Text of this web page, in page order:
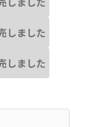
しました
しました